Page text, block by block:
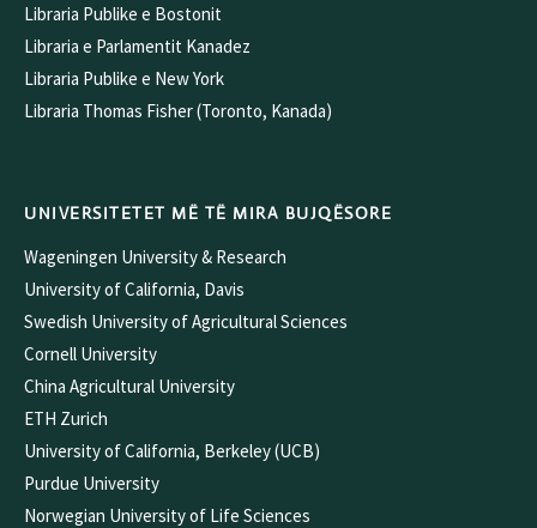
Libraria Publike e Bostonit
Libraria e Parlamentit Kanadez
Libraria Publike e New York
Libraria Thomas Fisher (Toronto, Kanada)
UNIVERSITETET MË TË MIRA BUJQËSORE
Wageningen University & Research
University of California, Davis
Swedish University of Agricultural Sciences
Cornell University
China Agricultural University
ETH Zurich
University of California, Berkeley (UCB)
Purdue University
Norwegian University of Life Sciences